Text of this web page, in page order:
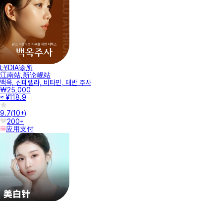
LYDIA诊所
江南站,新论岘站
백옥, 신데렐라, 비타민, 태반 주사
₩25,000
≈ ¥118.9
9.7(10+)
200+
应用支付